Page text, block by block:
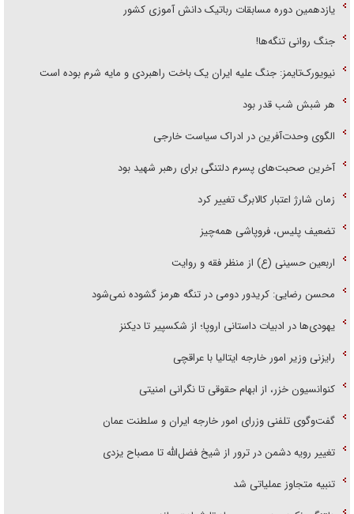
یازدهمین دوره مسابقات رباتیک دانش آموزی کشور
جنگ روانی تنگه‌ها!
نیویورک‌تایمز: جنگ علیه ایران یک باخت راهبردی و مایه شرم بوده است
هر شبش شب قدر بود
الگوی وحدت‌آفرین در ادراک سیاست خارجی
آخرین صحبت‌های پسرم دلتنگی برای رهبر شهید بود
زمان شارژ اعتبار کالابرگ تغییر کرد
تضعیف پلیس، فروپاشی همه‌چیز
اربعین حسینی (ع) از منظر فقه و روایت
محسن رضایی: کریدور دومی در تنگه هرمز گشوده نمی‌شود
یهودی‌ها در ادبیات داستانی اروپا؛ از شکسپیر تا دیکنز
رایزنی وزیر امور خارجه ایتالیا با عراقچی
کنوانسیون خزر، از ابهام حقوقی تا نگرانی امنیتی
گفت‌وگوی تلفنی وزرای امور خارجه ایران و سلطنت عمان
تغییر رویه دشمن در ترور از شیخ فضل‌الله تا مصباح یزدی
تنبیه متجاوز عملیاتی شد